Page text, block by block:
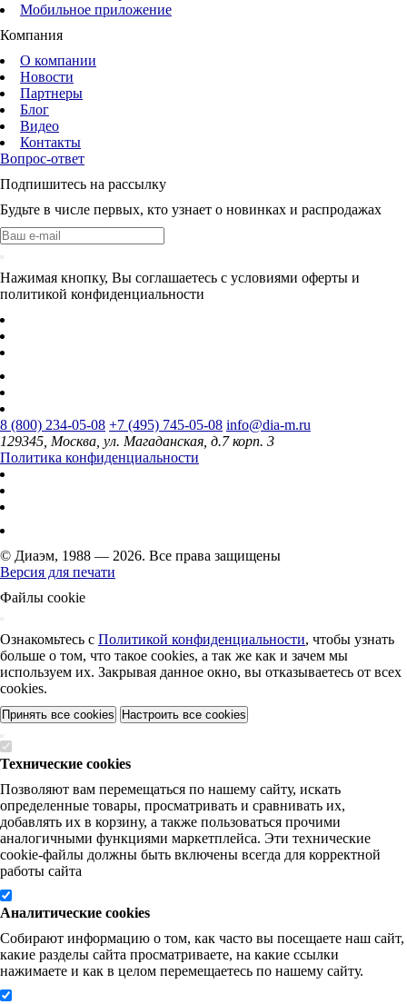
Мобильное приложение
Компания
О компании
Новости
Партнеры
Блог
Видео
Контакты
Вопрос-ответ
Подпишитесь на рассылку
Будьте в числе первых, кто узнает о новинках и распродажах
Нажимая кнопку, Вы соглашаетесь с условиями оферты и
политикой конфиденциальности
8 (800) 234-05-08 +7 (495) 745-05-08 info@dia-m.ru
129345, Москва, ул. Магаданская, д.7 корп. 3
Политика конфиденциальности
© Диаэм, 1988 — 2026. Все права защищены
Версия для печати
Файлы cookie
Ознакомьтесь с Политикой конфиденциальности, чтобы узнать
больше о том, что такое cookies, а так же как и зачем мы
используем их. Закрывая данное окно, вы отказываетесь от всех
cookies.
Принять все cookies Настроить все cookies
Технические cookies
Позволяют вам перемещаться по нашему сайту, искать
определенные товары, просматривать и сравнивать их,
добавлять их в корзину, а также пользоваться прочими
аналогичными функциями маркетплейса. Эти технические
cookie-файлы должны быть включены всегда для корректной
работы сайта
Аналитические cookies
Собирают информацию о том, как часто вы посещаете наш сайт,
какие разделы сайта просматриваете, на какие ссылки
нажимаете и как в целом перемещаетесь по нашему сайту.